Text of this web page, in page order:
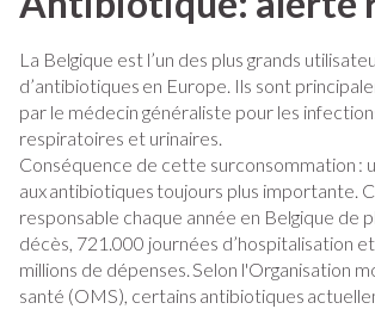
La Belgique est l’un des plus grands
d’antibiotiques en Europe. Ils sont
par le médecin généraliste pour les
respiratoires et urinaires.
Conséquence de cette surconsommation :
aux antibiotiques toujours plus importante.
responsable chaque année en Belgique de
décès, 721.000 journées d’hospitalisation
millions de dépenses. Selon l'Organisation
santé (OMS), certains antibiotiques